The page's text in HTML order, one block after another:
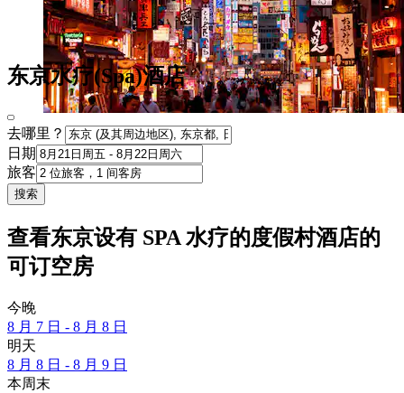
东京水疗(Spa)酒店
去哪里？
日期
旅客
搜索
查看东京设有 SPA 水疗的度假村酒店的
可订空房
今晚
8 月 7 日 - 8 月 8 日
明天
8 月 8 日 - 8 月 9 日
本周末